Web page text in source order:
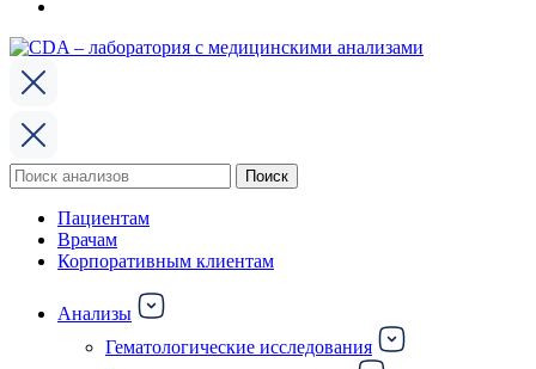
Поиск
по:
Поиск
Пациентам
Врачам
Корпоративным клиентам
Анализы
Гематологические исследования